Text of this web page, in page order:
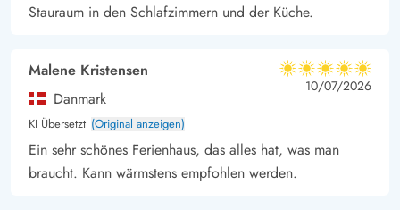
Stauraum in den Schlafzimmern und der Küche.
Malene Kristensen
Danmark
KI Übersetzt (Original anzeigen)
5 von 5
5 von 5
5 out of 5
10/07/2026
Ein sehr schönes Ferienhaus, das alles hat, was man
braucht. Kann wärmstens empfohlen werden.